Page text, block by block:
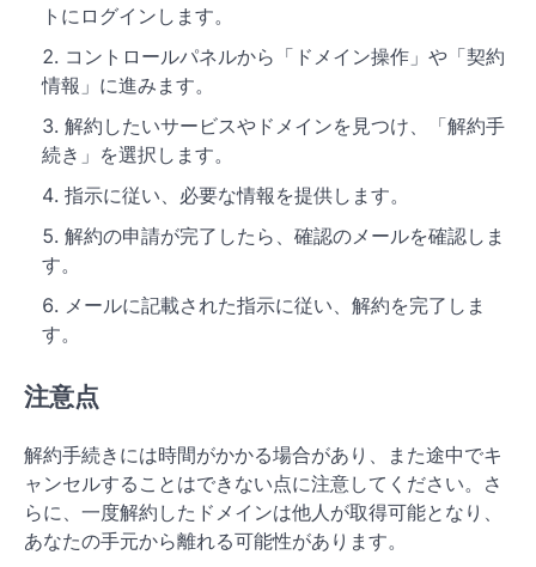
トにログインします。
コントロールパネルから「ドメイン操作」や「契約
情報」に進みます。
解約したいサービスやドメインを見つけ、「解約手
続き」を選択します。
指示に従い、必要な情報を提供します。
解約の申請が完了したら、確認のメールを確認しま
す。
メールに記載された指示に従い、解約を完了しま
す。
注意点
解約手続きには時間がかかる場合があり、また途中でキ
ャンセルすることはできない点に注意してください。さ
らに、一度解約したドメインは他人が取得可能となり、
あなたの手元から離れる可能性があります。